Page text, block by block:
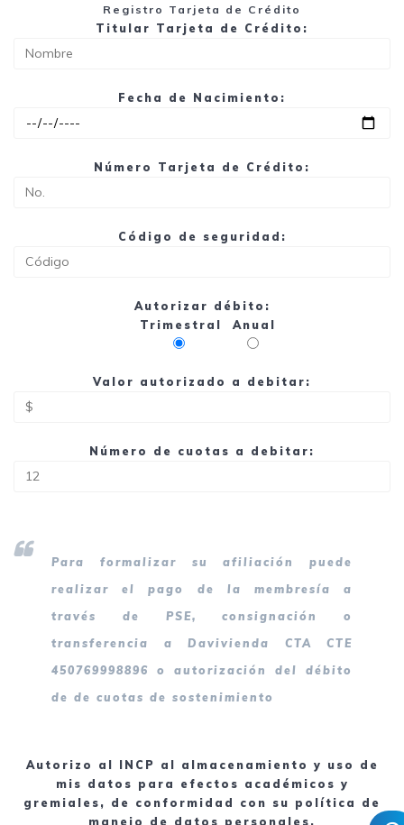
Registro Tarjeta de Crédito
Titular Tarjeta de Crédito:
Fecha de Nacimiento:
Número Tarjeta de Crédito:
Código de seguridad:
Autorizar débito:
Trimestral
Anual
Valor autorizado a debitar:
Número de cuotas a debitar:
Para formalizar su afiliación puede
realizar el pago de la membresía a
través de PSE, consignación o
transferencia a Davivienda CTA CTE
450769998896 o autorización del débito
de de cuotas de sostenimiento
Autorizo al INCP al almacenamiento y uso de
mis datos para efectos académicos y
gremiales, de conformidad con su política de
manejo de datos personales.